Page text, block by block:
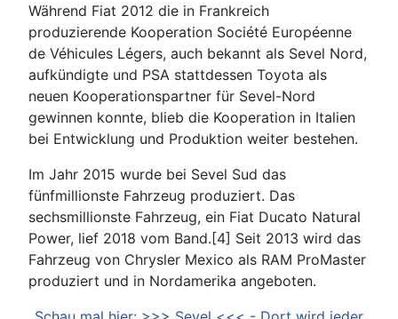
Während Fiat 2012 die in Frankreich
produzierende Kooperation Société Européenne
de Véhicules Légers, auch bekannt als Sevel Nord,
aufkündigte und PSA stattdessen Toyota als
neuen Kooperationspartner für Sevel-Nord
gewinnen konnte, blieb die Kooperation in Italien
bei Entwicklung und Produktion weiter bestehen.
Im Jahr 2015 wurde bei Sevel Sud das
fünfmillionste Fahrzeug produziert. Das
sechsmillionste Fahrzeug, ein Fiat Ducato Natural
Power, lief 2018 vom Band.[4] Seit 2013 wird das
Fahrzeug von Chrysler Mexico als RAM ProMaster
produziert und in Nordamerika angeboten.